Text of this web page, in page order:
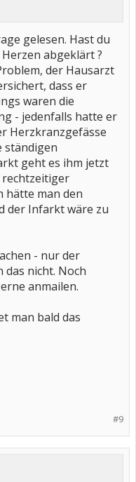
gelesen. Hast du
abgeklärt ?
der Hausarzt
dass er
waren die
- jedenfalls hatte er
Herzkranzgefässe
ständigen
geht es ihm jetzt
rechtzeitiger
hätte man den
der Infarkt wäre zu
- nur der
das nicht. Noch
anmailen.
man bald das
#9